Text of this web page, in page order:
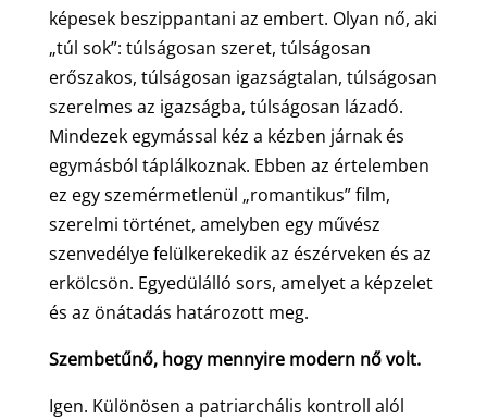
képesek beszippantani az embert. Olyan nő, aki
„túl sok”: túlságosan szeret, túlságosan
erőszakos, túlságosan igazságtalan, túlságosan
szerelmes az igazságba, túlságosan lázadó.
Mindezek egymással kéz a kézben járnak és
egymásból táplálkoznak. Ebben az értelemben
ez egy szemérmetlenül „romantikus” film,
szerelmi történet, amelyben egy művész
szenvedélye felülkerekedik az észérveken és az
erkölcsön. Egyedülálló sors, amelyet a képzelet
és az önátadás határozott meg.
Szembetűnő, hogy mennyire modern nő volt.
Igen. Különösen a patriarchális kontroll alól